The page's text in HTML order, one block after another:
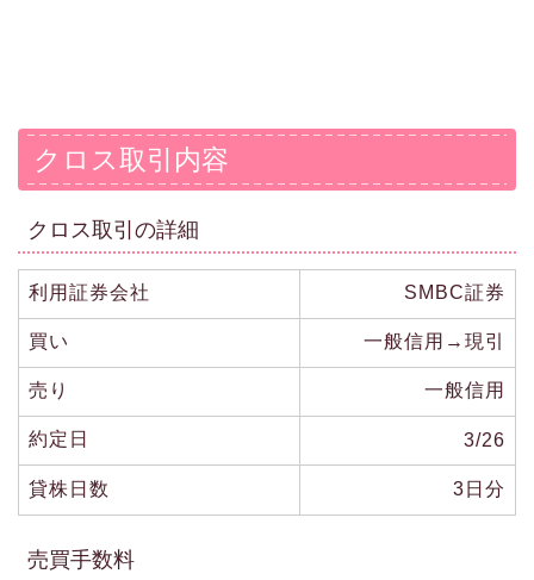
クロス取引内容
クロス取引の詳細
利用証券会社 SMBC証券
買い 一般信用→現引
売り 一般信用
約定日 3/26
貸株日数 3日分
売買手数料